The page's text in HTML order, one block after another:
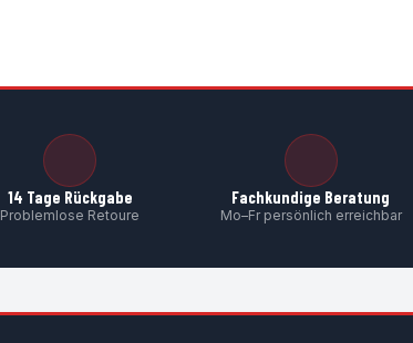
14 Tage Rückgabe
Problemlose Retoure
Fachkundige Beratung
Mo–Fr persönlich erreichbar